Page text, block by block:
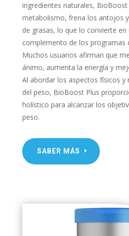
ingredientes naturales, BioBoost
metabolismo, frena los antojos
de grasas, lo que lo convierte en
complemento de los programas
Muchos usuarios afirman que
ánimo, aumenta la energía y
Al abordar los aspectos físicos y
del peso, BioBoost Plus
holístico para alcanzar los
peso.
SABER MÁS